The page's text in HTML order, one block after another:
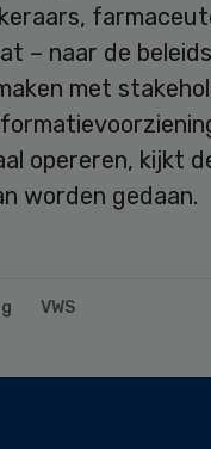
– naar de
met
opereren, kijkt
worden gedaan.
VWS